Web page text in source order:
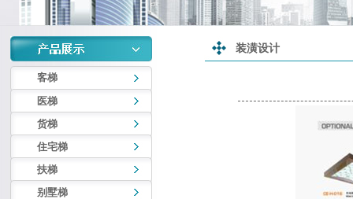
客梯
医梯
货梯
住宅梯
扶梯
别墅梯
装潢设计